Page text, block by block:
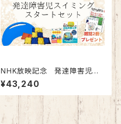
NHK放映記念 発達障害児ス
イミング 浮き具セット
¥43,240